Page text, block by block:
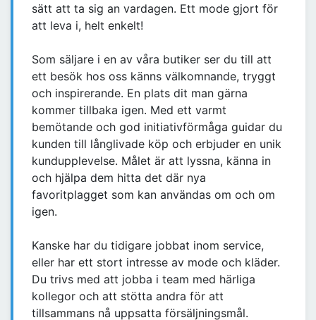
sätt att ta sig an vardagen. Ett mode gjort för
att leva i, helt enkelt!
Som säljare i en av våra butiker ser du till att
ett besök hos oss känns välkomnande, tryggt
och inspirerande. En plats dit man gärna
kommer tillbaka igen. Med ett varmt
bemötande och god initiativförmåga guidar du
kunden till långlivade köp och erbjuder en unik
kundupplevelse. Målet är att lyssna, känna in
och hjälpa dem hitta det där nya
favoritplagget som kan användas om och om
igen.
Kanske har du tidigare jobbat inom service,
eller har ett stort intresse av mode och kläder.
Du trivs med att jobba i team med härliga
kollegor och att stötta andra för att
tillsammans nå uppsatta försäljningsmål.